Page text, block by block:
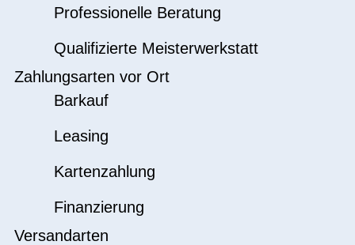
Professionelle Beratung
Qualifizierte Meisterwerkstatt
Zahlungsarten vor Ort
Barkauf
Leasing
Kartenzahlung
Finanzierung
Versandarten